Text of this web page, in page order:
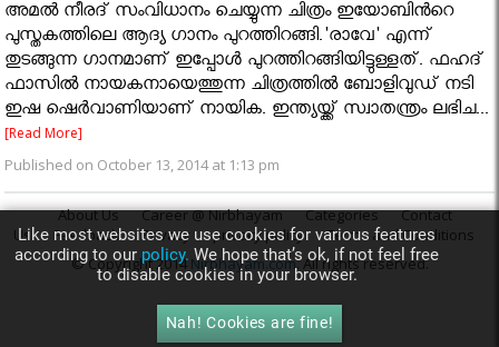
അമല്‍ നീരദ് സംവിധാനം ചെയ്യുന്ന ചിത്രം ഇയോബിൻറെ
പുസ്തകത്തിലെ ആദ്യ ഗാനം പുറത്തിറങ്ങി.'രാവേ' എന്ന്
തുടങ്ങുന്ന ഗാനമാണ് ഇപ്പോൾ പുറത്തിറങ്ങിയിട്ടുള്ളത്. ഫഹദ്
ഫാസിൽ നായകനായെത്തുന്ന ചിത്രത്തിൽ ബോളിവുഡ് നടി
ഇഷ ഷെർവാണിയാണ് നായിക. ഇന്ത്യയ്ക്ക് സ്വാതന്ത്രം ലഭിച...
[Read More]
Published on October 13, 2014 at 1:13 pm
About Us Career @ Nirbhayam Categories
Contact
Us
Feedback Privacy privacy policy
Terms and Conditions
© Copyright 2014Nirbhayam.com. All rights reserved.
Like most websites we use cookies for various features
according to ourpolicy.We hope that’s ok, if not feel free
to disable cookies in your browser.
Nah! Cookies are fine!